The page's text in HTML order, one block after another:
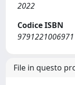
2022
Codice ISBN
9791221006971
File in questo